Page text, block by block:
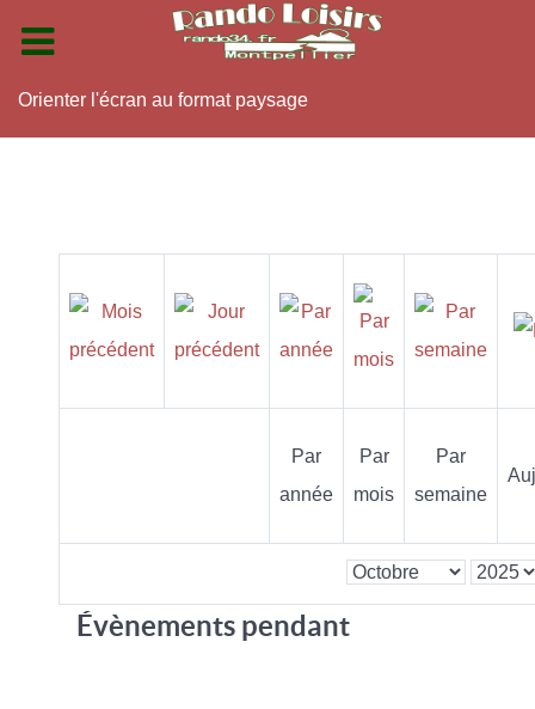
Orienter l'écran au format paysage
Par
année
Par
mois
Par
semaine
Évènements pendant